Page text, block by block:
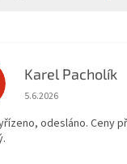
Karel Pacholík
Hodnocení obchodu
5.6.2026
odesláno. Ceny